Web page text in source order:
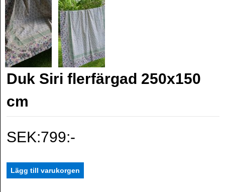
Duk Siri flerfärgad 250x150
cm
SEK:799:-